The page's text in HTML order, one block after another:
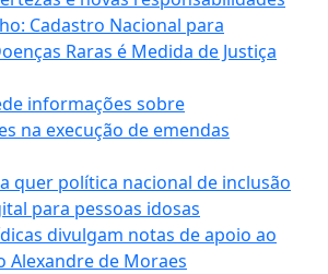
Cadastro Nacional para
Raras é Medida de Justiça
informações sobre
na execução de emendas
quer política nacional de inclusão
para pessoas idosas
divulgam notas de apoio ao
Alexandre de Moraes